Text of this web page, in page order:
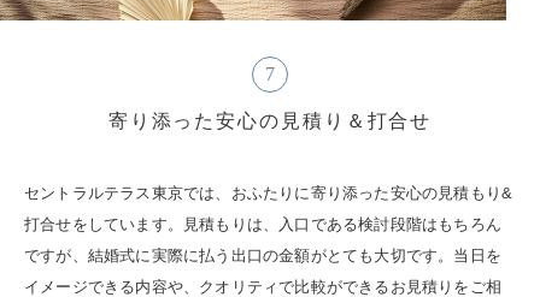
7
寄り添った安心の見積り＆打合せ
セントラルテラス東京では、おふたりに寄り添った安心の見積もり&
打合せをしています。見積もりは、入口である検討段階はもちろん
ですが、結婚式に実際に払う出口の金額がとても大切です。当日を
イメージできる内容や、クオリティで比較ができるお見積りをご相